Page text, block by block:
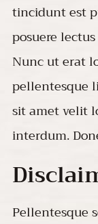
tincidunt est
posuere
Nunc ut erat
pellentesque
sit amet velit
interdum.
Pellentesque